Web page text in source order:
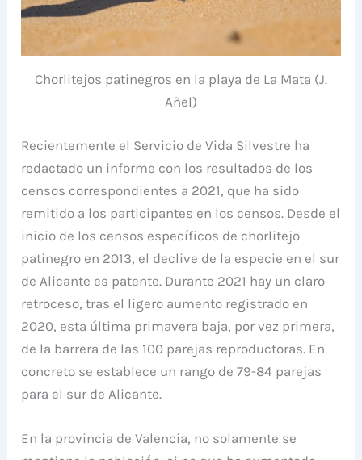
Chorlitejos patinegros en la playa de La Mata (J.
Añel)
Recientemente el Servicio de Vida Silvestre ha
redactado un informe con los resultados de los
censos correspondientes a 2021, que ha sido
remitido a los participantes en los censos. Desde el
inicio de los censos específicos de chorlitejo
patinegro en 2013, el declive de la especie en el sur
de Alicante es patente. Durante 2021 hay un claro
retroceso, tras el ligero aumento registrado en
2020, esta última primavera baja, por vez primera,
de la barrera de las 100 parejas reproductoras. En
concreto se establece un rango de 79-84 parejas
para el sur de Alicante.
En la provincia de Valencia, no solamente se